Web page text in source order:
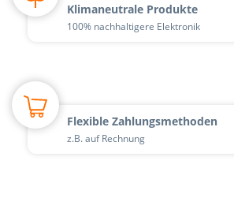
Klimaneutrale Produkte
100% nachhaltigere Elektronik
Flexible Zahlungsmethoden
z.B. auf Rechnung